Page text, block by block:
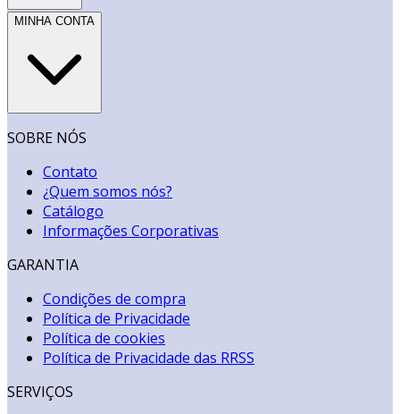
MINHA CONTA
SOBRE NÓS
Contato
¿Quem somos nós?
Catálogo
Informações Corporativas
GARANTIA
Condições de compra
Política de Privacidade
Política de cookies
Política de Privacidade das RRSS
SERVIÇOS